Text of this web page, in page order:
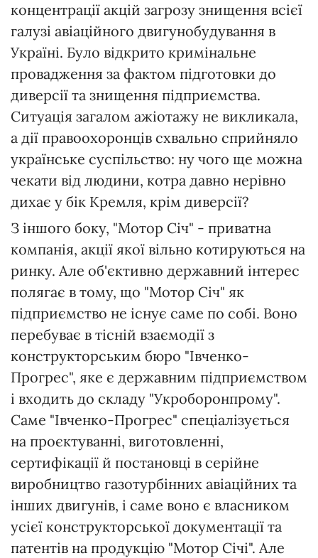
концентрації акцій загрозу знищення всієї
галузі авіаційного двигунобудування в
Україні. Було відкрито кримінальне
провадження за фактом підготовки до
диверсії та знищення підприємства.
Ситуація загалом ажіотажу не викликала,
а дії правоохоронців схвально сприйняло
українське суспільство: ну чого ще можна
чекати від людини, котра давно нерівно
дихає у бік Кремля, крім диверсії?
З іншого боку, "Мотор Січ" - приватна
компанія, акції якої вільно котируються на
ринку. Але об'єктивно державний інтерес
полягає в тому, що "Мотор Січ" як
підприємство не існує саме по собі. Воно
перебуває в тісній взаємодії з
конструкторським бюро "Івченко-
Прогрес", яке є державним підприємством
і входить до складу "Укроборонпрому".
Саме "Івченко-Прогрес" спеціалізується
на проєктуванні, виготовленні,
сертифікації й постановці в серійне
виробництво газотурбінних авіаційних та
інших двигунів, і саме воно є власником
усієї конструкторської документації та
патентів на продукцію "Мотор Січі". Але